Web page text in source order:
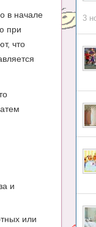
в начале
при
что
и
или
3